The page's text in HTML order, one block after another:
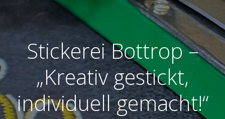
Stickerei Bottrop –
„Kreativ gestickt,
individuell gemacht!“